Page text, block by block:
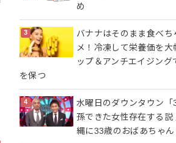
め
バナナはそのまま食べち
メ！冷凍して栄養価を大
ップ＆アンチエイジング
を保つ
水曜日のダウンタウン「
孫できた女性存在する説
縄に33歳のおばあちゃん